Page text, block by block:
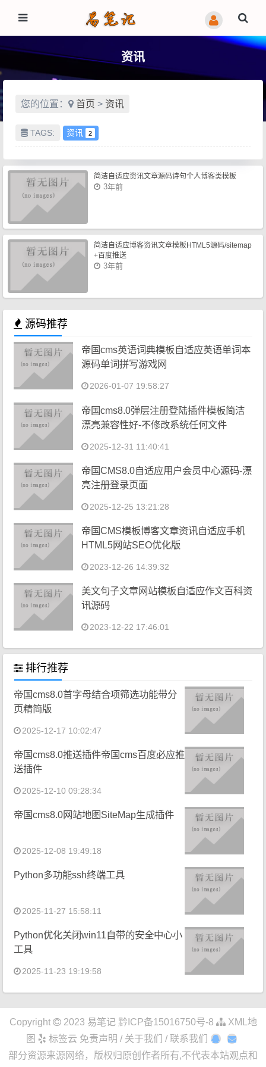
资讯
您的位置： 首页 > 资讯
TAGS: 资讯 2
简洁自适应资讯文章源码诗句个人博客类模板
3年前
简洁自适应博客资讯文章模板HTML5源码/sitemap
+百度推送
3年前
源码推荐
帝国cms英语词典模板自适应英语单词本
源码单词拼写游戏网
2026-01-07 19:58:27
帝国cms8.0弹层注册登陆插件模板简洁
漂亮兼容性好-不修改系统任何文件
2025-12-31 11:40:41
帝国CMS8.0自适应用户会员中心源码-漂
亮注册登录页面
2025-12-25 13:21:28
帝国CMS模板博客文章资讯自适应手机
HTML5网站SEO优化版
2023-12-26 14:39:32
美文句子文章网站模板自适应作文百科资
讯源码
2023-12-22 17:46:01
排行推荐
帝国cms8.0首字母结合项筛选功能带分
页精简版
2025-12-17 10:02:47
帝国cms8.0推送插件帝国cms百度必应推
送插件
2025-12-10 09:28:34
帝国cms8.0网站地图SiteMap生成插件
2025-12-08 19:49:18
Python多功能ssh终端工具
2025-11-27 15:58:11
Python优化关闭win11自带的安全中心小
工具
2025-11-23 19:19:58
Copyright 2023 易笔记 黔ICP备15016750号-8
XML地
图
标签云 免责声明 / 关于我们 / 联系我们
部分资源来源网络，版权归原创作者所有,不代表本站观点和